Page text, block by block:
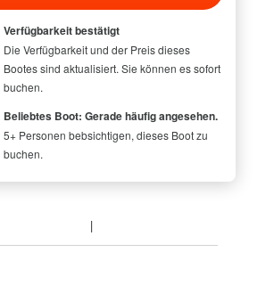
Verfügbarkeit bestätigt
Die Verfügbarkeit und der Preis dieses
Bootes sind aktualisiert. Sie können es sofort
buchen.
Beliebtes Boot: Gerade häufig angesehen.
5+ Personen bebsichtigen, dieses Boot zu
buchen.